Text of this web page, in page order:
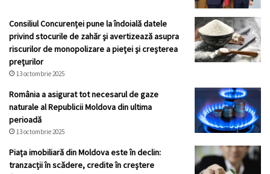
Consiliul Concurenței pune la îndoială datele
privind stocurile de zahăr şi avertizează asupra
riscurilor de monopolizare a pieţei şi creşterea
preţurilor
13 octombrie 2025
România a asigurat tot necesarul de gaze
naturale al Republicii Moldova din ultima
perioadă
13 octombrie 2025
Piața imobiliară din Moldova este în declin:
tranzacții în scădere, credite în creștere